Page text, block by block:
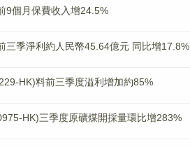
9個月保費收入增24.5%
三季淨利約人民幣45.64億元 同比增17.8%
HK)料前三季度溢利增加約85%
HK)三季度原礦煤開採量環比增283%